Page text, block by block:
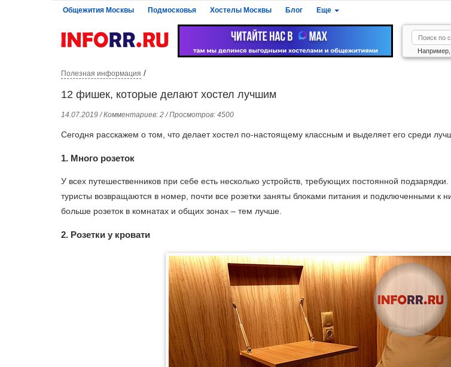
Общежития Москвы Подмосковья Хостелы Москвы Блог Еще
Например,
Полезная информация /
12 фишек, которые делают хостел лучшим
14.07.2019 / Комментариев: 2 / Просмотров: 4500
Сегодня расскажем о том, что делает хостел по-настоящему классным и выделяет его среди
1. Много розеток
У всех путешественников при себе есть несколько устройств, требующих постоянной
туристы возвращаются в номер, почти все розетки заняты блоками питания и подключенными к
больше розеток в комнатах и общих зонах – тем лучше.
2. Розетки у кровати